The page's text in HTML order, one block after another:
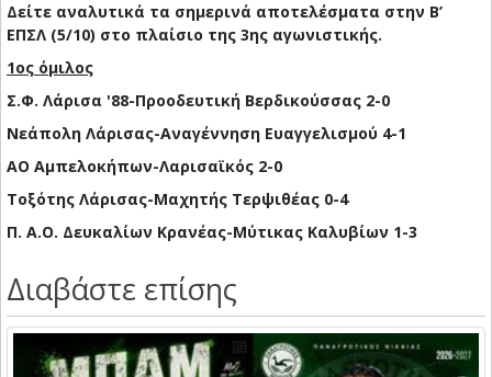
Δείτε αναλυτικά τα σημερινά αποτελέσματα στην Β’
ΕΠΣΛ (5/10) στο πλαίσιο της 3ης αγωνιστικής.
1ος όμιλος
Σ.Φ. Λάρισα '88-Προοδευτική Βερδικούσσας 2-0
Νεάπολη Λάρισας-Αναγέννηση Ευαγγελισμού 4-1
ΑΟ Αμπελοκήπων-Λαρισαϊκός 2-0
Τοξότης Λάρισας-Μαχητής Τερψιθέας 0-4
Π. Α.Ο. Δευκαλίων Κρανέας-Μύτικας Καλυβίων 1-3
Διαβάστε επίσης